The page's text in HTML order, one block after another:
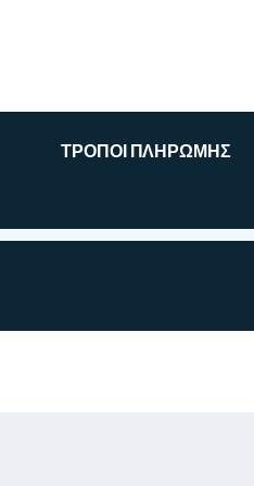
ΤΡΟΠΟΙ ΠΛΗΡΩΜΗΣ